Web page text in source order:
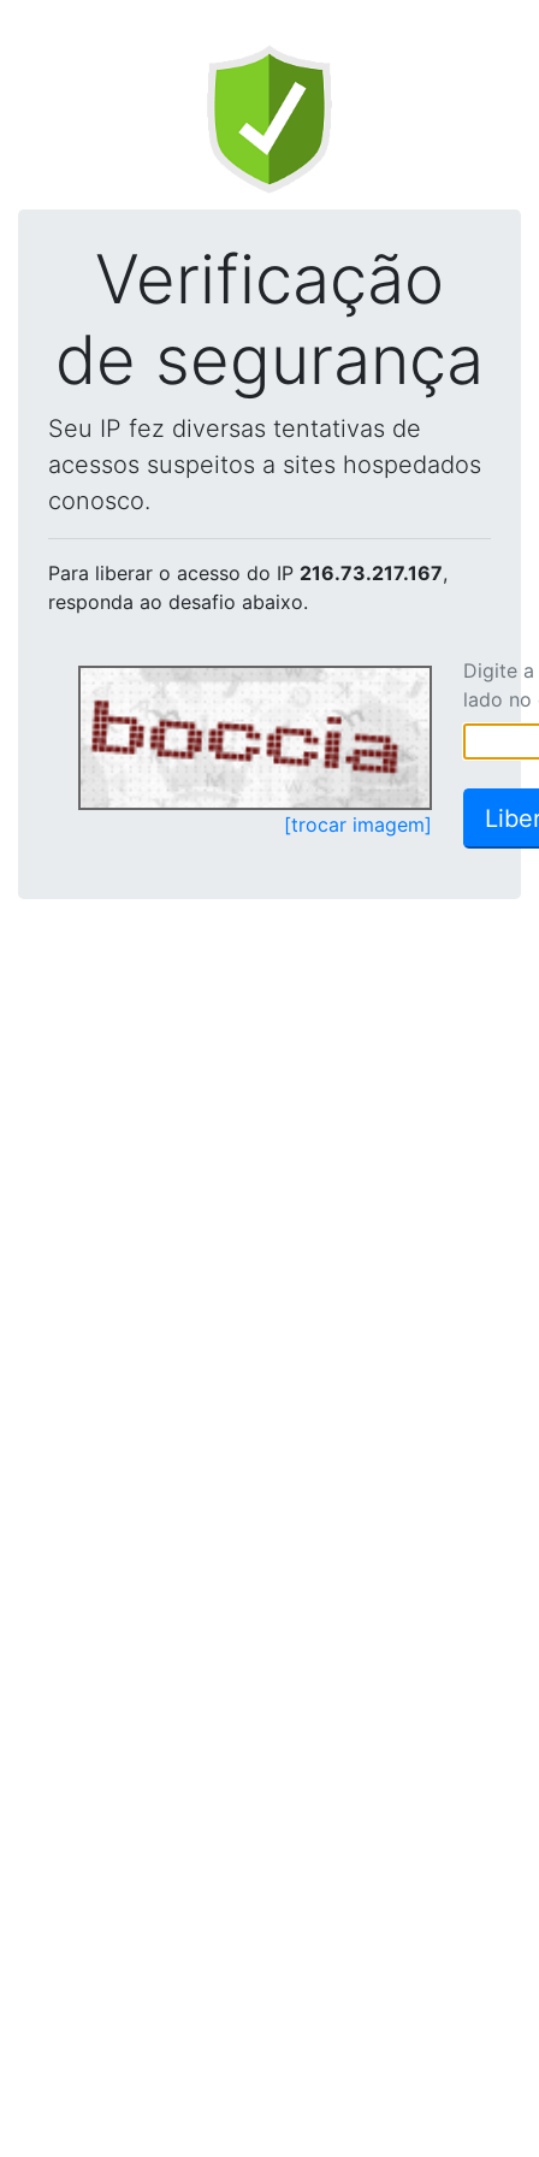
Verificação
de segurança
Seu IP fez diversas tentativas de
acessos suspeitos a sites hospedados
conosco.
Para liberar o acesso do IP 216.73.217.167,
responda ao desafio abaixo.
[trocar imagem]
Digite
lado no